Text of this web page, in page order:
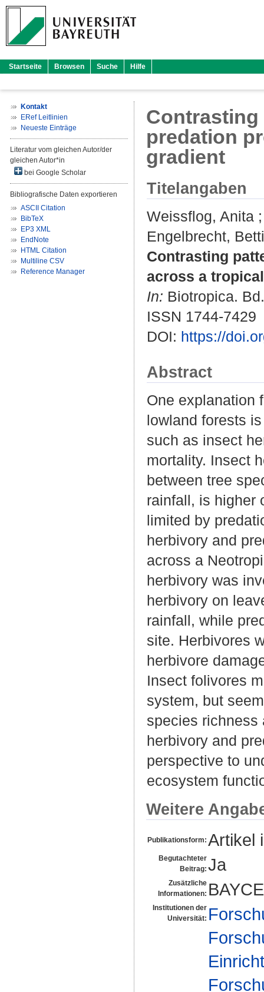
Startseite Browsen Suche Hilfe
Kontakt
ERef Leitlinien
Neueste Einträge
Literatur vom gleichen Autor/der
gleichen Autor*in
bei Google Scholar
Bibliografische Daten exportieren
ASCII Citation
BibTeX
EP3 XML
EndNote
HTML Citation
Multiline CSV
Reference Manager
predation
gradient
Titelangaben
Weissflog, Anita
Engelbrecht,
Contrasting
across a
In: Biotropica.
ISSN 1744-7429
DOI: https://
Abstract
One explanation
lowland forests
such as insect
mortality. Insect
between tree
rainfall, is higher
limited by
herbivory and
across a
herbivory was
herbivory on
rainfall, while
site. Herbivores
herbivore
Insect folivores
system, but
species richness
herbivory and
perspective to
ecosystem
Weitere
Publikationsform: Artikel
Begutachteter
Beitrag: Ja
Zusätzliche
Informationen:
Institutionen der
Universität: